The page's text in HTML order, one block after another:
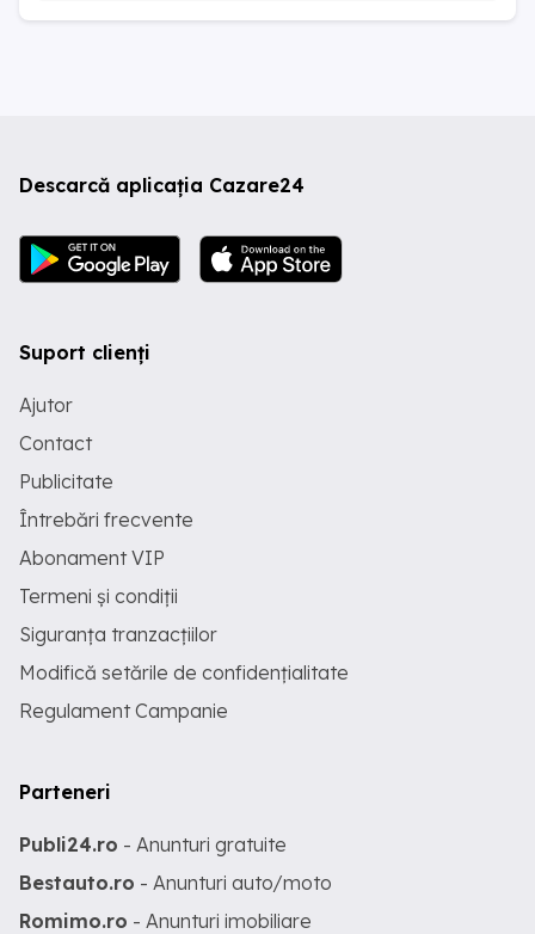
Descarcă aplicația Cazare24
Suport clienți
Ajutor
Contact
Publicitate
Întrebări frecvente
Abonament VIP
Termeni și condiții
Siguranța tranzacțiilor
Modifică setările de confidențialitate
Regulament Campanie
Parteneri
Publi24.ro - Anunturi gratuite
Bestauto.ro - Anunturi auto/moto
Romimo.ro - Anunturi imobiliare